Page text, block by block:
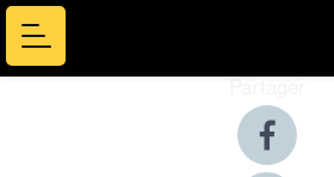
Partager